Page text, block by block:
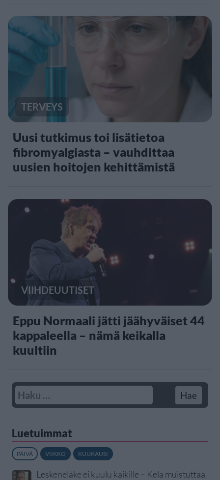
TERVEYS
Uusi tutkimus toi lisätietoa
fibromyalgiasta – vauhdittaa
uusien hoitojen kehittämistä
VIIHDEUUTISET
Eppu Normaali jätti jäähyväiset 44
kappaleella – nämä keikalla
kuultiin
Luetuimmat
PÄIVÄ VIIKKO KUUKAUSI
Leskeneläke ei kuulu kaikille – Kela muistuttaa